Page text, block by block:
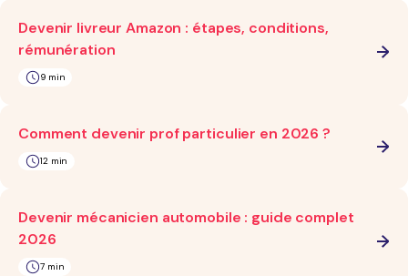
Devenir livreur Amazon : étapes, conditions,
rémunération
9 min
Comment devenir prof particulier en 2026 ?
12 min
Devenir mécanicien automobile : guide complet
2026
7 min